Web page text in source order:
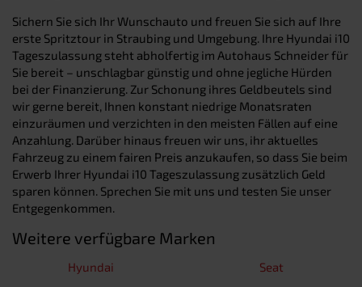
Sichern Sie sich Ihr Wunschauto und freuen Sie sich auf Ihre
erste Spritztour in Straubing und Umgebung. Ihre Hyundai i10
Tageszulassung steht abholfertig im Autohaus Schneider für
Sie bereit – unschlagbar günstig und ohne jegliche Hürden
bei der Finanzierung. Zur Schonung ihres Geldbeutels sind
wir gerne bereit, Ihnen konstant niedrige Monatsraten
einzuräumen und verzichten in den meisten Fällen auf eine
Anzahlung. Darüber hinaus freuen wir uns, ihr aktuelles
Fahrzeug zu einem fairen Preis anzukaufen, so dass Sie beim
Erwerb Ihrer Hyundai i10 Tageszulassung zusätzlich Geld
sparen können. Sprechen Sie mit uns und testen Sie unser
Entgegenkommen.
Weitere verfügbare Marken
Hyundai
Seat